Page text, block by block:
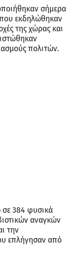
σήμερα
εκδηλώθηκαν
της χώρας και
πολιτών.
σε 384 φυσικά
αναγκών
την
επλήγησαν από